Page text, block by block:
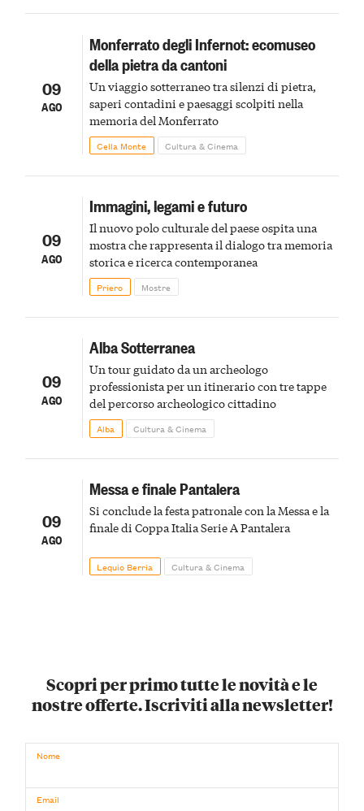
09
AGO
Monferrato degli Infernot: ecomuseo
della pietra da cantoni
Un viaggio sotterraneo tra silenzi di pietra,
saperi contadini e paesaggi scolpiti nella
memoria del Monferrato
Cella Monte Cultura & Cinema
09
AGO
Immagini, legami e futuro
Il nuovo polo culturale del paese ospita una
mostra che rappresenta il dialogo tra memoria
storica e ricerca contemporanea
Priero Mostre
09
AGO
Alba Sotterranea
Un tour guidato da un archeologo
professionista per un itinerario con tre tappe
del percorso archeologico cittadino
Alba Cultura & Cinema
09
AGO
Messa e finale Pantalera
Si conclude la festa patronale con la Messa e la
finale di Coppa Italia Serie A Pantalera
Lequio Berria Cultura & Cinema
Scopri per primo tutte le novità e le
nostre offerte. Iscriviti alla newsletter!
Nome
Email